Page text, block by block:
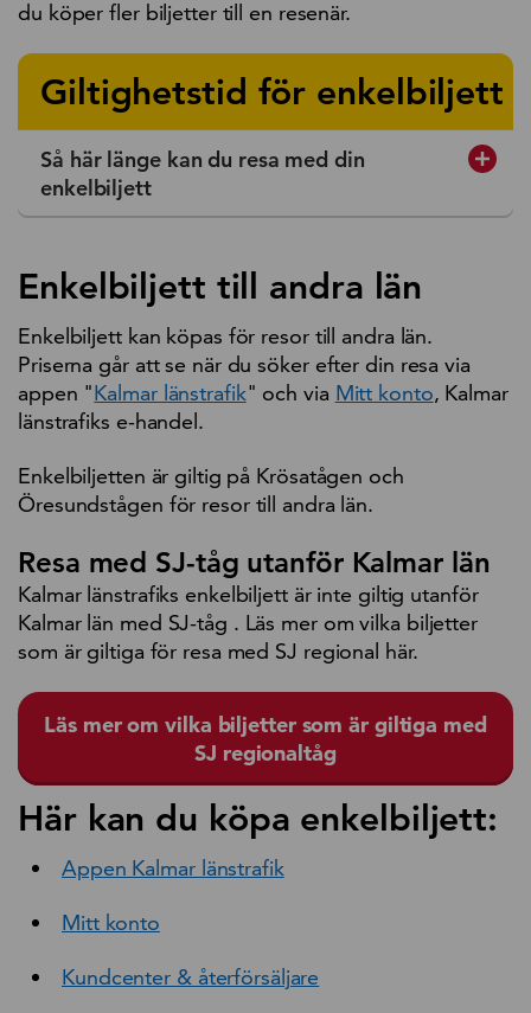
du köper fler biljetter till en resenär.
Giltighetstid för enkelbiljett
Så här länge kan du resa med din
enkelbiljett
Enkelbiljett till andra län
Enkelbiljett kan köpas för resor till andra län.
Priserna går att se när du söker efter din resa via
appen "Kalmar länstrafik" och via Mitt konto, Kalmar
länstrafiks e-handel.
Enkelbiljetten är giltig på Krösatågen och
Öresundstågen för resor till andra län.
Resa med SJ-tåg utanför Kalmar län
Kalmar länstrafiks enkelbiljett är inte giltig utanför
Kalmar län med SJ-tåg . Läs mer om vilka biljetter
som är giltiga för resa med SJ regional här.
Läs mer om vilka biljetter som är giltiga med
SJ regionaltåg
Här kan du köpa enkelbiljett:
Appen Kalmar länstrafik
Mitt konto
Kundcenter & återförsäljare